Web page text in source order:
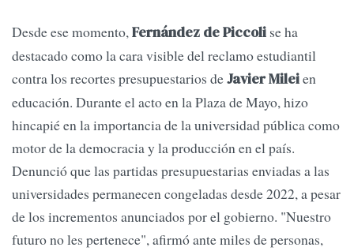
Desde ese momento,Fernández de Piccoli se ha
destacado como la cara visible del reclamo estudiantil
contra los recortes presupuestarios deJavier Mileien
educación. Durante el acto en la Plaza de Mayo, hizo
hincapié en la importancia de la universidad pública como
motor de la democracia y la producción en el país.
Denunció que las partidas presupuestarias enviadas a las
universidades permanecen congeladas desde 2022, a pesar
de los incrementos anunciados por el gobierno. "Nuestro
futuro no les pertenece", afirmó ante miles de personas,